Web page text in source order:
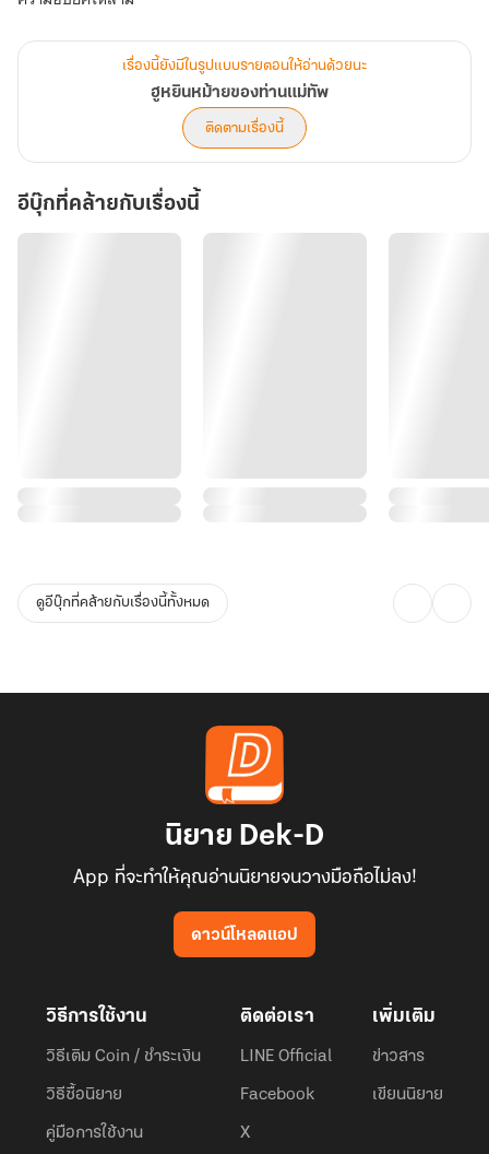
เรื่องนี้ยังมีในรูปแบบรายตอนให้อ่านด้วยนะ
ฮูหยินหม้ายของท่านแม่ทัพ
ติดตามเรื่องนี้
อีบุ๊กที่คล้ายกับเรื่องนี้
ดูอีบุ๊กที่คล้ายกับเรื่องนี้ทั้งหมด
นิยาย Dek-D
App ที่จะทำให้คุณอ่านนิยายจนวางมือถือไม่ลง!
ดาวน์โหลดแอป
วิธีการใช้งาน
วิธีเติม Coin / ชำระเงิน
วิธีซื้อนิยาย
คู่มือการใช้งาน
ติดต่อเรา
LINE Official
Facebook
X
เพิ่มเติม
ข่าวสาร
เขียนนิยาย